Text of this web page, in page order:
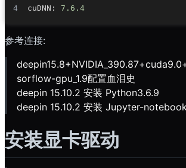
cuDNN : 7.6 .4
参考连接:
sorflow-gpu_1.9配置血泪史
deepin 15.10.2 安装 Python3.6.9
deepin 15.10.2 安装 Jupyter-notebook
安装显卡驱动